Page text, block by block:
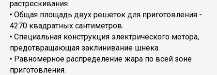
растрескивания.
• Общая площадь двух решеток для приготовления -
4270 квадратных сантиметров.
• Специальная конструкция электрического мотора,
предотвращающая заклинивание шнека.
• Равномерное распределение жара по всей зоне
приготовления.